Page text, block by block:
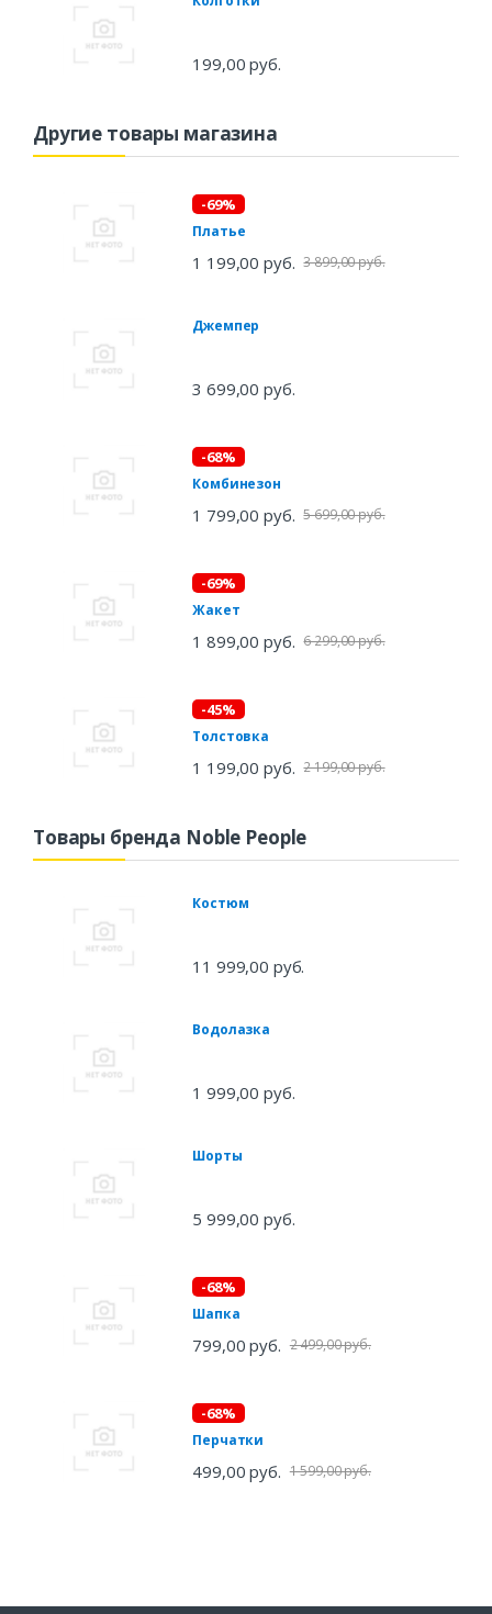
199,00 руб.
Другие товары магазина
-69%
Платье
1 199,00 руб. 3 899,00 руб.
Джемпер
3 699,00 руб.
-68%
Комбинезон
1 799,00 руб. 5 699,00 руб.
-69%
Жакет
1 899,00 руб. 6 299,00 руб.
-45%
Толстовка
1 199,00 руб. 2 199,00 руб.
Товары бренда Noble People
Костюм
11 999,00 руб.
Водолазка
1 999,00 руб.
Шорты
5 999,00 руб.
-68%
Шапка
799,00 руб. 2 499,00 руб.
-68%
Перчатки
499,00 руб. 1 599,00 руб.